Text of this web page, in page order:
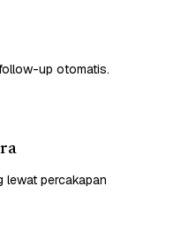
up otomatis.
lewat percakapan